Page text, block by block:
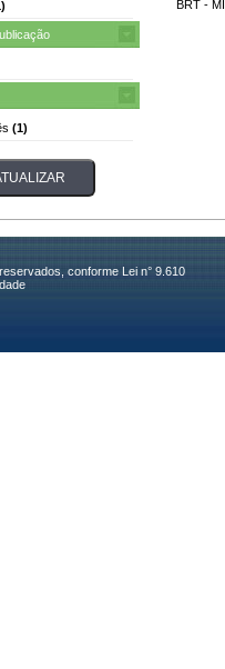
(1)
BRT - MI
conforme Lei n° 9.610